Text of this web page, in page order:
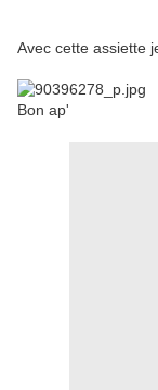
Avec cette assiette
Bon ap'